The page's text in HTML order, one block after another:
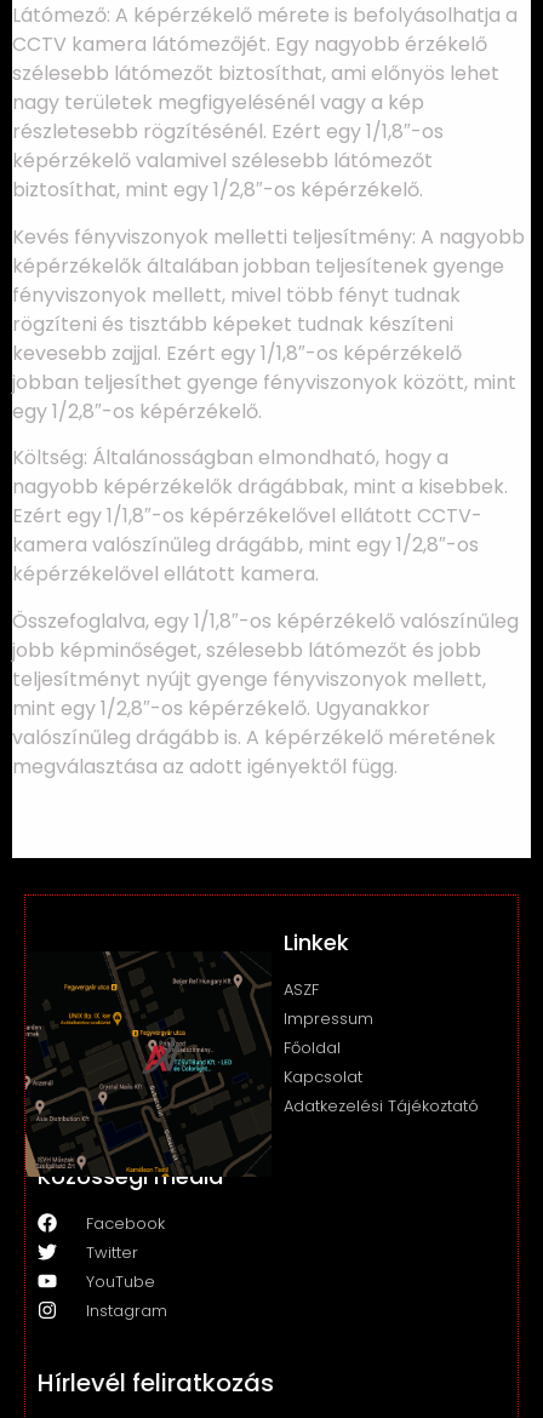
Látómező: A képérzékelő mérete is befolyásolhatja a
CCTV kamera látómezőjét. Egy nagyobb érzékelő
szélesebb látómezőt biztosíthat, ami előnyös lehet
nagy területek megfigyelésénél vagy a kép
részletesebb rögzítésénél. Ezért egy 1/1,8″-os
képérzékelő valamivel szélesebb látómezőt
biztosíthat, mint egy 1/2,8″-os képérzékelő.
Kevés fényviszonyok melletti teljesítmény: A nagyobb
képérzékelők általában jobban teljesítenek gyenge
fényviszonyok mellett, mivel több fényt tudnak
rögzíteni és tisztább képeket tudnak készíteni
kevesebb zajjal. Ezért egy 1/1,8″-os képérzékelő
jobban teljesíthet gyenge fényviszonyok között, mint
egy 1/2,8″-os képérzékelő.
Költség: Általánosságban elmondható, hogy a
nagyobb képérzékelők drágábbak, mint a kisebbek.
Ezért egy 1/1,8″-os képérzékelővel ellátott CCTV-
kamera valószínűleg drágább, mint egy 1/2,8″-os
képérzékelővel ellátott kamera.
Összefoglalva, egy 1/1,8″-os képérzékelő valószínűleg
jobb képminőséget, szélesebb látómezőt és jobb
teljesítményt nyújt gyenge fényviszonyok mellett,
mint egy 1/2,8″-os képérzékelő. Ugyanakkor
valószínűleg drágább is. A képérzékelő méretének
megválasztása az adott igényektől függ.
Linkek
ASZF
Impressum
Főoldal
Kapcsolat
Adatkezelési Tájékoztató
Közösségi média
Facebook
Twitter
YouTube
Instagram
Hírlevél feliratkozás